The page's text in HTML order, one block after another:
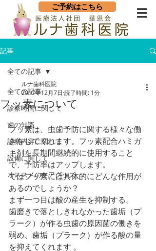
ご予約はこちら
記事
全ての記事
診察時間に関して
歯の知識
診察内容に関して
設備に関して
オススメのケアグッズ
全ての記事
フッ素について
ルナ歯科医院
2017年12月7日 読了時間: 1分
フッ素は、虫歯予防に関する様々な働
きをしてくれます。フッ素配合ハミガ
キ剤を長期間継続的に使用すること
で、予防率はアップします。
ではフッ素には具体的にどんな作用が
あるのでしょうか？
まず一つ目は酸の産生を抑制する。
歯磨きで落としきれなかった歯垢（プ
ラーク）が作る虫歯の原因菌の働きを
弱め、歯垢（プラーク）が作る酸の量
を抑えてくれます 。